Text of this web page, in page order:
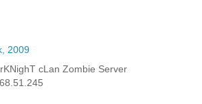
2009
cLan Zombie Server